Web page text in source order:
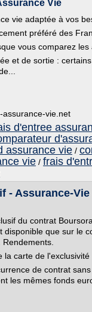
Vie
vie adaptée à vos
préféré des
vous comparez les
et de sortie :
assurance-vie.net
d'entree
assurance vie /
vie / frais
- Assurance-
du contrat
disponible que sur le
la carte de l'exclusivité
de contrat
les mêmes fonds